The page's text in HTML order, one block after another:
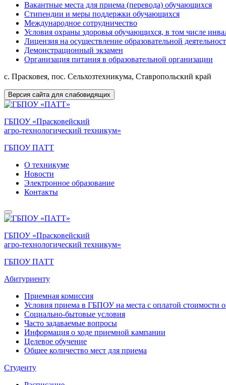
Вакантные места для приема (перевода) обучающихся
Стипендии и меры поддержки обучающихся
Международное сотрудничество
Условия охраны здоровья обучающихся, в том числе
Лицензия на осуществление образовательной
Демонстрационный экзамен
Организация питания в образовательной организации
с. Прасковея, пос. Сельхозтехникума, Ставропольский край
Версия сайта для слабовидящих
ГБПОУ «Прасковейский
агро-технологический техникум»
ГБПОУ ПАТТ
О техникуме
Новости
Электронное образование
Контакты
ГБПОУ «Прасковейский
агро-технологический техникум»
ГБПОУ ПАТТ
Абитуриенту
Приемная комиссия
Условия приема в ГБПОУ на места с оплатой стоимости
Социально-бытовые условия
Часто задаваемые вопросы
Информация о ходе приемной кампании
Целевое обучение
Общее количество мест для приема
Студенту